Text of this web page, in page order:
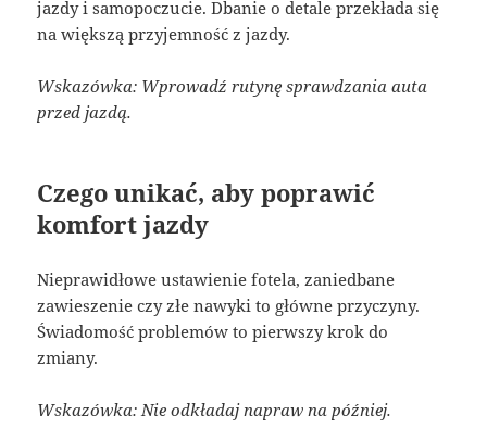
jazdy i samopoczucie. Dbanie o detale przekłada się
na większą przyjemność z jazdy.
Wskazówka: Wprowadź rutynę sprawdzania auta
przed jazdą.
Czego unikać, aby poprawić
komfort jazdy
Nieprawidłowe ustawienie fotela, zaniedbane
zawieszenie czy złe nawyki to główne przyczyny.
Świadomość problemów to pierwszy krok do
zmiany.
Wskazówka: Nie odkładaj napraw na później.